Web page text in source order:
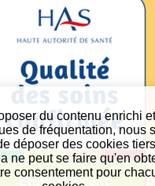
du contenu enrichi
de fréquentation, nous
déposer des cookies
ne peut se faire qu'en
consentement pour